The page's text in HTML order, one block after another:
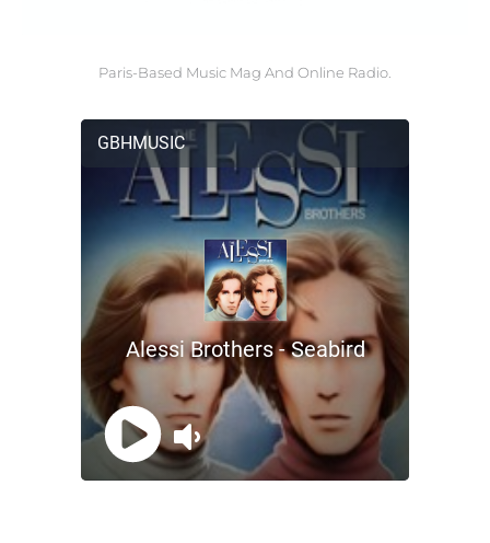
Paris-Based Music Mag And Online Radio.